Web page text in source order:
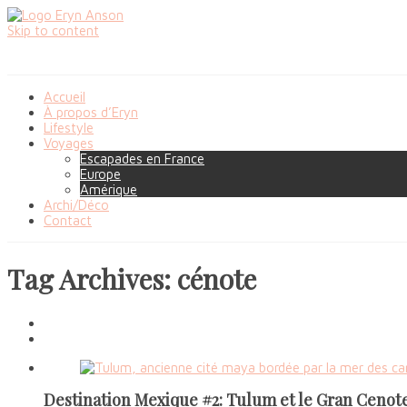
Skip to content
Accueil
À propos d’Eryn
Lifestyle
Voyages
Escapades en France
Europe
Amérique
Archi/Déco
Contact
Tag Archives: cénote
Destination Mexique #2: Tulum et le Gran